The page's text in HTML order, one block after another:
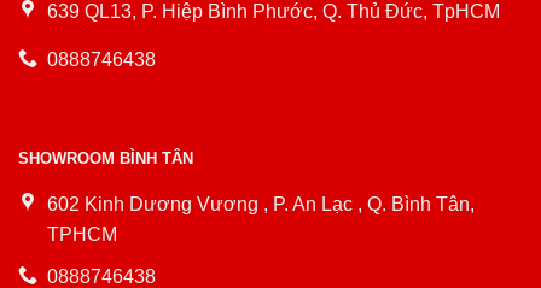
639 QL13, P. Hiệp Bình Phước, Q. Thủ Đức, TpHCM
0888746438
SHOWROOM BÌNH TÂN
602 Kinh Dương Vương , P. An Lạc , Q. Bình Tân,
TPHCM
0888746438